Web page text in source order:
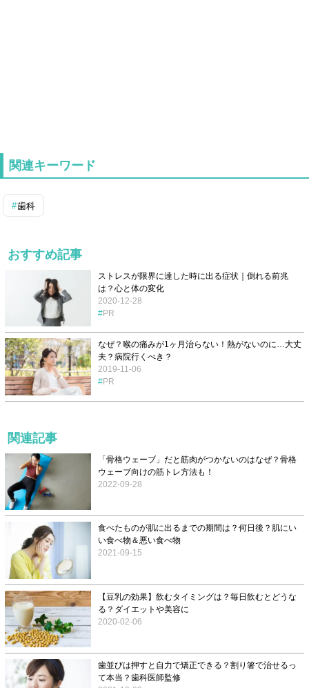
関連キーワード
歯科
おすすめ記事
ストレスが限界に達した時に出る症状｜倒れる前兆
は？心と体の変化
2020-12-28
PR
なぜ？喉の痛みが1ヶ月治らない！熱がないのに…大丈
夫？病院行くべき？
2019-11-06
PR
関連記事
「骨格ウェーブ」だと筋肉がつかないのはなぜ？骨格
ウェーブ向けの筋トレ方法も！
2022-09-28
食べたものが肌に出るまでの期間は？何日後？肌にい
い食べ物＆悪い食べ物
2021-09-15
【豆乳の効果】飲むタイミングは？毎日飲むとどうな
る？ダイエットや美容に
2020-02-06
歯並びは押すと自力で矯正できる？割り箸で治せるっ
て本当？歯科医師監修